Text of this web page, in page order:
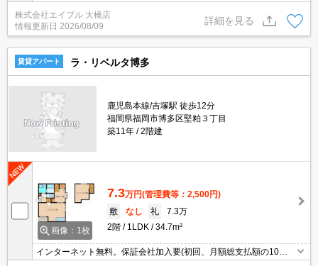
ァミリーにお薦め。
株式会社エイブル 大橋店
情報更新日 2026/08/09
詳細を見る
賃貸アパート ラ・リベルタ博多
鹿児島本線/吉塚駅 徒歩12分
福岡県福岡市博多区堅粕３丁目
築11年
2階建
画像：1枚
7.3万円(管理費等：2,500円)
敷
なし 礼
7.3万
2階
1LDK 34.7m²
インターネット無料。保証会社加入要(初回、月額総支払額の10
0%)。